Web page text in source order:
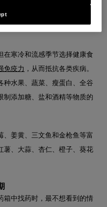
在寒冷和流感季节选择健康食
免疫力 ，从而抵抗各类疾病。
种水果、蔬菜、瘦蛋白、全谷
制添加糖、盐和酒精等物质的
、姜黄、三文鱼和金枪鱼等富
薯、大蒜、杏仁、橙子、葵花
箱中找药时，最不想看到的情